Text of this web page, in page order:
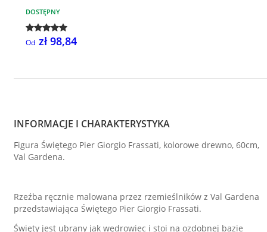
DOSTĘPNY
Od zł 98,84
INFORMACJE I CHARAKTERYSTYKA
Figura Świętego Pier Giorgio Frassati, kolorowe drewno, 60cm,
Val Gardena.
Rzeźba ręcznie malowana przez rzemieślników z Val Gardena
przedstawiająca Świętego Pier Giorgio Frassati.
Święty jest ubrany jak wędrowiec i stoi na ozdobnej bazie